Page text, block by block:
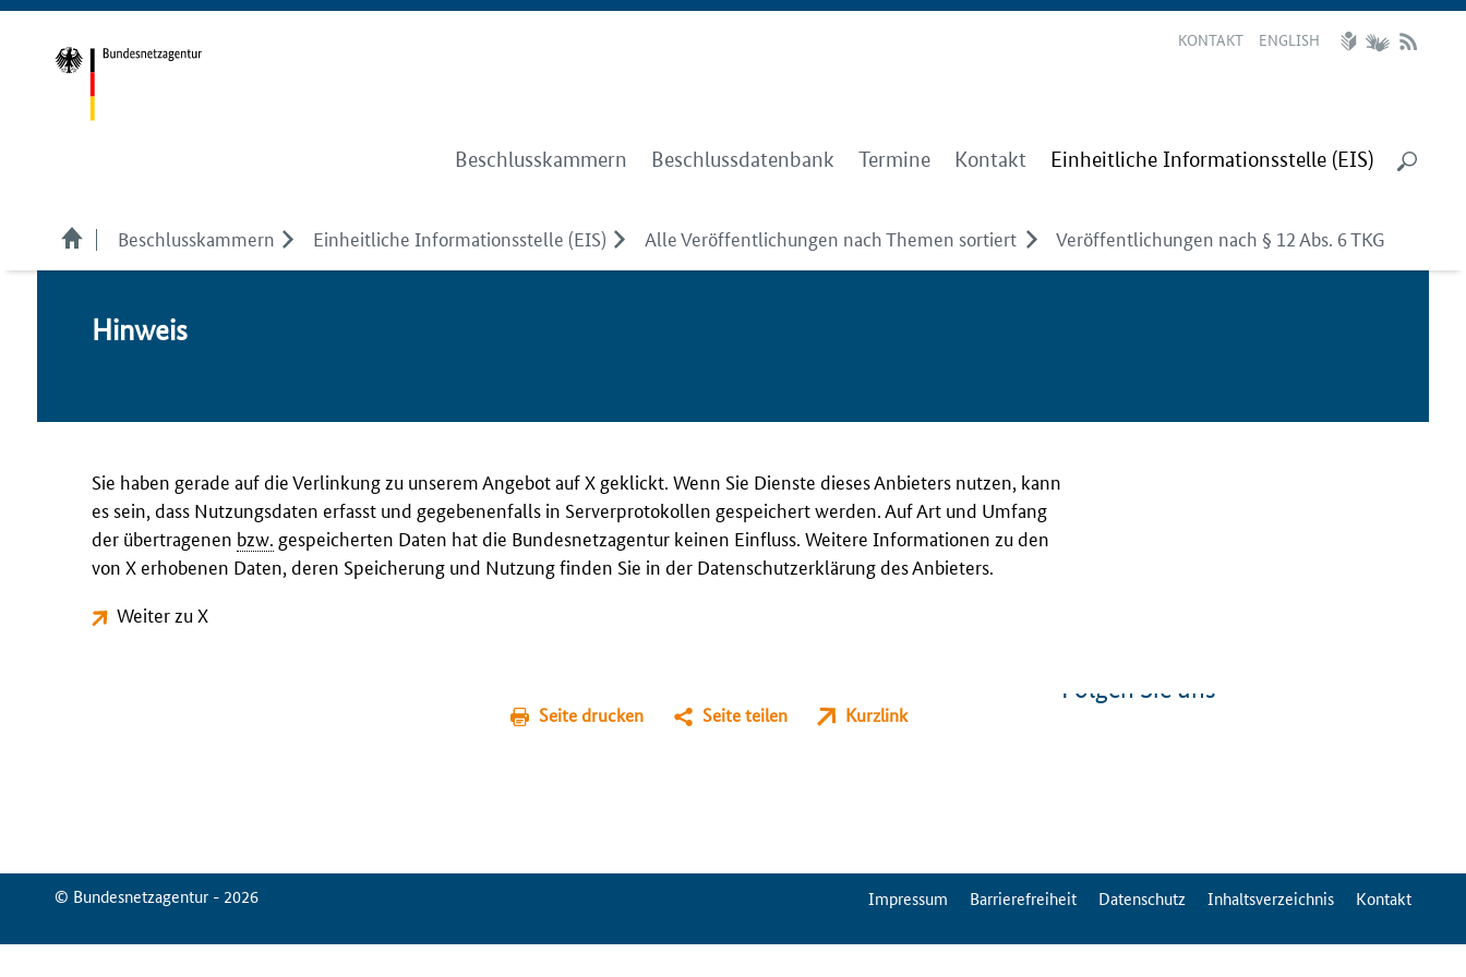
KONTAKT ENGLISH
Beschlusskammern Beschlussdatenbank Termine Kontakt Einheitliche Informationsstelle (EIS)
Beschlusskammern Einheitliche Informationsstelle (EIS) Alle Veröffentlichungen nach Themen sortiert Veröffentlichungen nach § 12 Abs. 6 TKG
Hin­weis
Sie haben gerade auf die Verlinkung zu unserem Angebot auf X geklickt. Wenn Sie Dienste dieses Anbieters nutzen, kann
es sein, dass Nutzungsdaten erfasst und gegebenenfalls in Serverprotokollen gespeichert werden. Auf Art und Umfang
der übertragenen bzw. gespeicherten Daten hat die Bundesnetzagentur keinen Einfluss. Weitere Informationen zu den
von X erhobenen Daten, deren Speicherung und Nutzung finden Sie in der Datenschutzerklärung des Anbieters.
Weiter zu X
Seite drucken Seite teilen Kurzlink
Folgen Sie uns
© Bundesnetzagentur - 2026 ServiceMenuImpressum Barrierefreiheit Datenschutz Inhaltsverzeichnis Kontakt